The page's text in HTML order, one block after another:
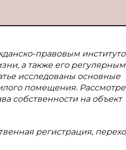
правовым
а также его регулярным
исследованы основные
помещения.
собственности на объект
регистрация,